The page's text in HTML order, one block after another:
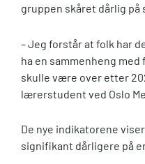
gruppen skåret dårlig på
– Jeg forstår at folk har
ha en sammenheng
skulle være over etter
lærerstudent ved Oslo
De nye indikatorene
signifikant dårligere på